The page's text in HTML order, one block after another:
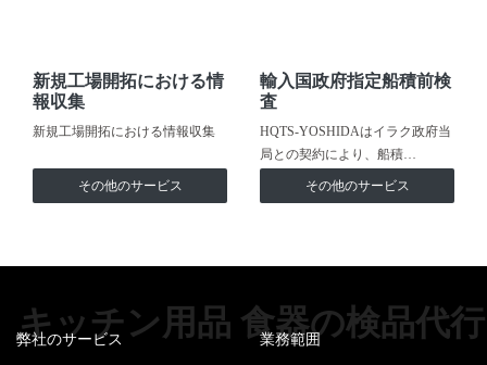
新規工場開拓における情
報収集
新規工場開拓における情報収集
その他のサービス
輸入国政府指定船積前検
査
HQTS-YOSHIDAはイラク政府当
局との契約により、船積…
その他のサービス
キッチン用品 食器の検品代行
弊社のサービス 業務範囲